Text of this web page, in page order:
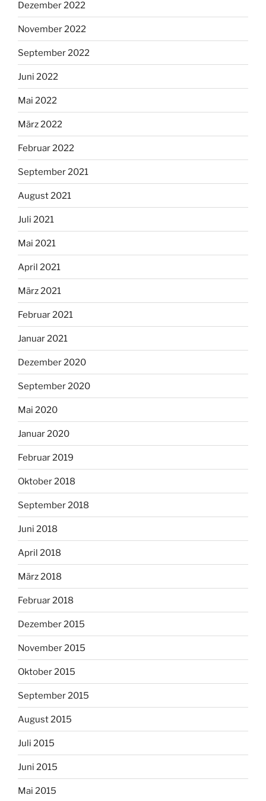
Dezember 2022
November 2022
September 2022
Juni 2022
Mai 2022
März 2022
Februar 2022
September 2021
August 2021
Juli 2021
Mai 2021
April 2021
März 2021
Februar 2021
Januar 2021
Dezember 2020
September 2020
Mai 2020
Januar 2020
Februar 2019
Oktober 2018
September 2018
Juni 2018
April 2018
März 2018
Februar 2018
Dezember 2015
November 2015
Oktober 2015
September 2015
August 2015
Juli 2015
Juni 2015
Mai 2015